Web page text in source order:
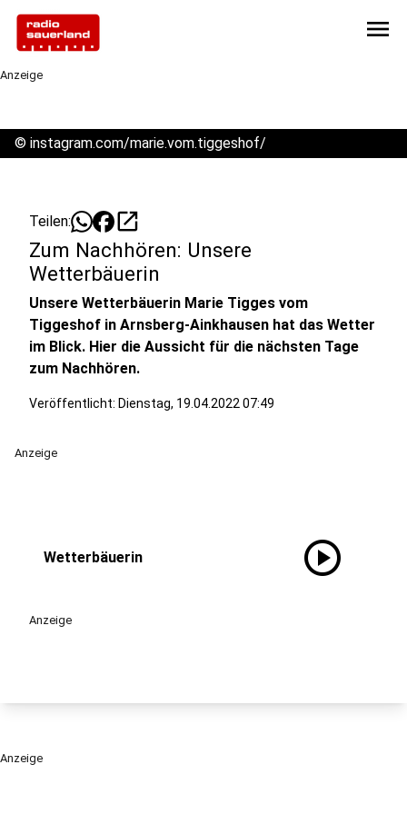
menu
Anzeige
© instagram.com/marie.vom.tiggeshof/
Teilen: open_in_new
Zum Nachhören: Unsere
Wetterbäuerin
Unsere Wetterbäuerin Marie Tigges vom
Tiggeshof in Arnsberg-Ainkhausen hat das Wetter
im Blick. Hier die Aussicht für die nächsten Tage
zum Nachhören.
Veröffentlicht: Dienstag, 19.04.2022 07:49
Anzeige
Wetterbäuerin play_circle
Anzeige
Anzeige